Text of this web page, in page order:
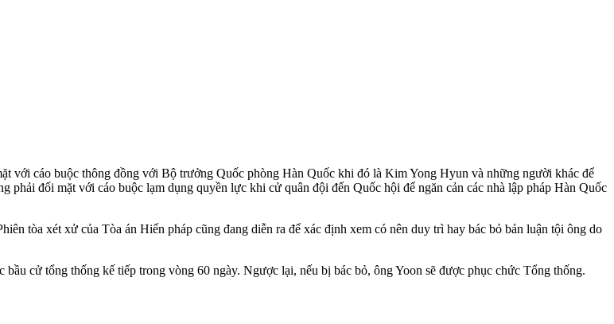
với cáo buộc thông đồng với Bộ trưởng Quốc phòng Hàn Quốc khi đó là Kim Yong Hyun và những người khác để
phải đối mặt với cáo buộc lạ‌m dụn‌g quyền lực khi cử quân đội đến Quốc hội để ngăn cản các nhà lập pháp Hàn Quốc
tòa xét xử của Tòa án Hiến pháp cũng đang diễn ra để xác định xem có nên duy trì hay bác bỏ bản luận tội ông do
cử tổng thống kế tiếp trong vòng 60 ngày. Ngược lại, nếu bị bác bỏ, ông Yoon sẽ được phục chức Tổng thống.